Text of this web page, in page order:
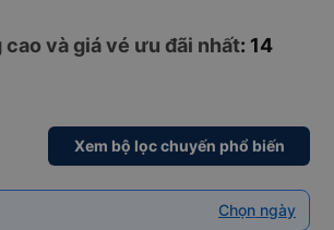
và giá vé ưu đãi nhất: 14
Xem bộ lọc chuyến phổ biến
Chọn ngày